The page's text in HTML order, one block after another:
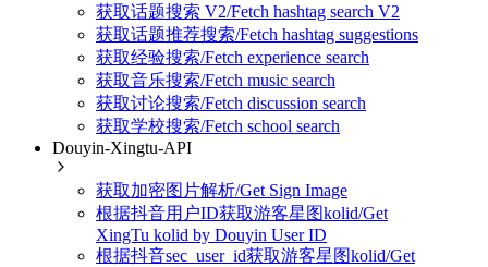
获取话题搜索 V2/Fetch hashtag search V2
获取话题推荐搜索/Fetch hashtag suggestions
获取经验搜索/Fetch experience search
获取音乐搜索/Fetch music search
获取讨论搜索/Fetch discussion search
获取学校搜索/Fetch school search
Douyin-Xingtu-API
获取加密图片解析/Get Sign Image
根据抖音用户ID获取游客星图kolid/Get
XingTu kolid by Douyin User ID
根据抖音sec_user_id获取游客星图kolid/Get